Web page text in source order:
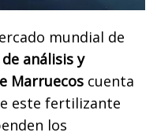
mundial de
análisis y
Marruecos cuenta
este fertilizante
los